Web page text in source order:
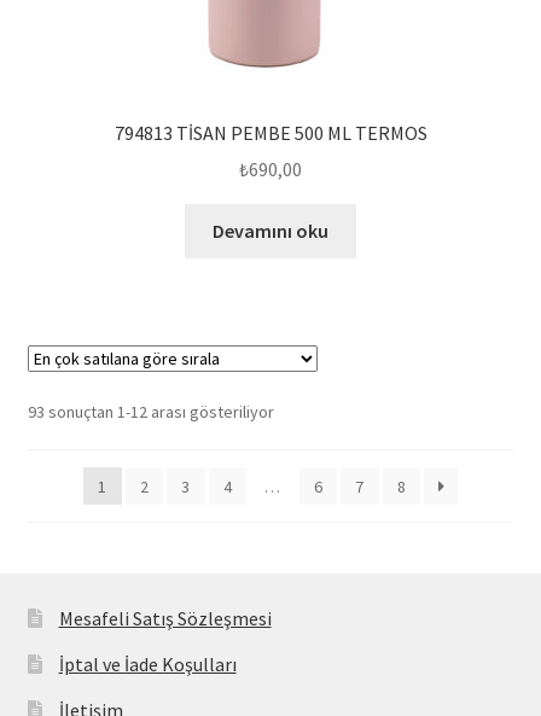
794813 TİSAN PEMBE 500 ML TERMOS
₺690,00
Devamını oku
93 sonuçtan 1-12 arası gösteriliyorPopülerliğe
1
2 3 4 … 6 7 8
Mesafeli Satış Sözleşmesi
İptal ve İade Koşulları
İletişim